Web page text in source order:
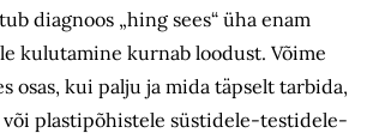
diagnoos „hing sees“ üha enam
kulutamine kurnab loodust. Võime
osas, kui palju ja mida täpselt tarbida,
või plastipõhistele süstidele-testidele-